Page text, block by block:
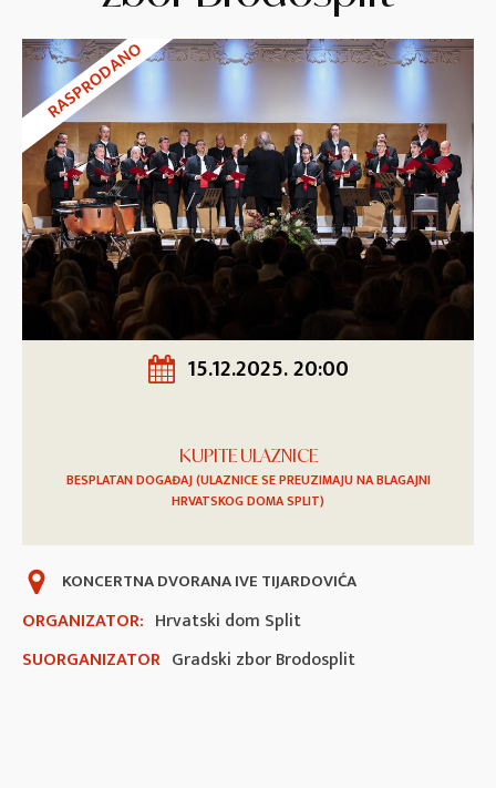
RASPRODANO
15.12.2025. 20:00
KUPITE ULAZNICE
BESPLATAN DOGAĐAJ (ULAZNICE SE PREUZIMAJU NA BLAGAJNI
HRVATSKOG DOMA SPLIT)
ORGANIZATOR: Hrvatski dom Split
SUORGANIZATOR Gradski zbor Brodosplit
KONCERTNA DVORANA IVE TIJARDOVIĆA